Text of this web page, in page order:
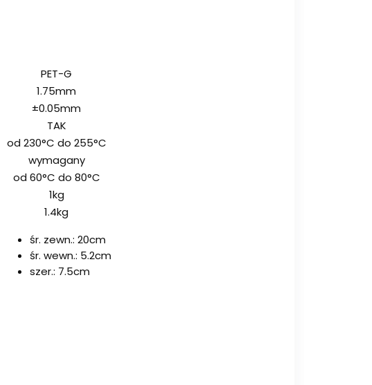
PET-G
1.75mm
±0.05mm
TAK
od 230°C do 255°C
wymagany
od 60°C do 80°C
1kg
1.4kg
śr. zewn.: 20cm
śr. wewn.: 5.2cm
szer.: 7.5cm